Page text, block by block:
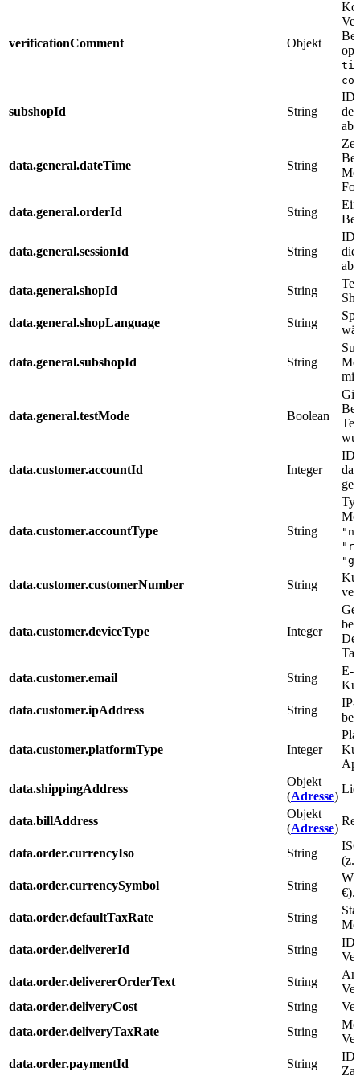
verificationComment Objekt
subshopId String
ID
data.general.dateTime String
data.general.orderId
String
data.general.sessionId String
ID
die
data.general.shopId
String
data.general.shopLanguage
String
data.general.subshopId String
mit
data.general.testMode Boolean
data.customer.accountId Integer
ID
data.customer.accountType String
data.customer.customerNumber String
data.customer.deviceType Integer
data.customer.email
String
E-
data.customer.ipAddress
String
IP-
bei
data.customer.platformType Integer
data.shippingAddress
Objekt
(Adresse)
data.billAddress
Objekt
(Adresse)
data.order.currencyIso String
(z.
data.order.currencySymbol
String
€).
data.order.defaultTaxRate
String
data.order.delivererId
String
ID
data.order.delivererOrderText
String
data.order.deliveryCost
String
data.order.deliveryTaxRate
String
data.order.paymentId
String
ID